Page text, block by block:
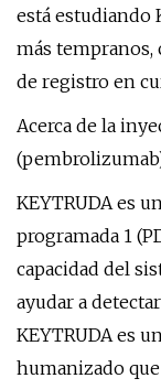
está estudiando
más tempranos,
de registro en
Acerca de la
KEYTRUDA es
programada 1
capacidad del
ayudar a
KEYTRUDA es
humanizado